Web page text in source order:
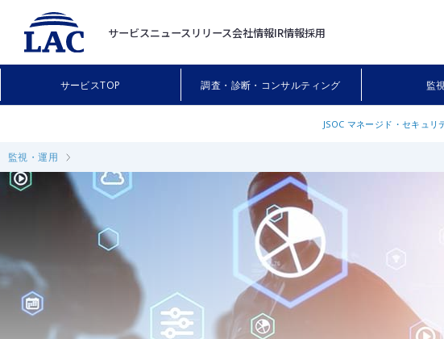
サービスニュースリリース会社情報IR情報採用
サービスTOP 調査・診断・コンサルティング 監
JSOC マネージド・セキュリ
JSOC
EDR 監
監視・運用